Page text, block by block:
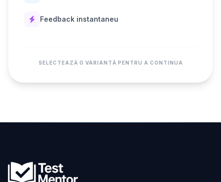
Feedback instantaneu
SELECTEAZĂ O VARIANTĂ PENTRU A CONTINUA